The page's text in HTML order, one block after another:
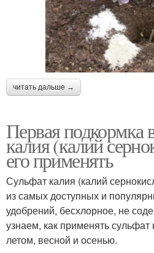
читать дальше →
Первая подкормка
калия (калий
его применять
Сульфат калия (калий
из самых доступных и
удобрений, бесхлорное, не
узнаем, как применять
летом, весной и осенью.